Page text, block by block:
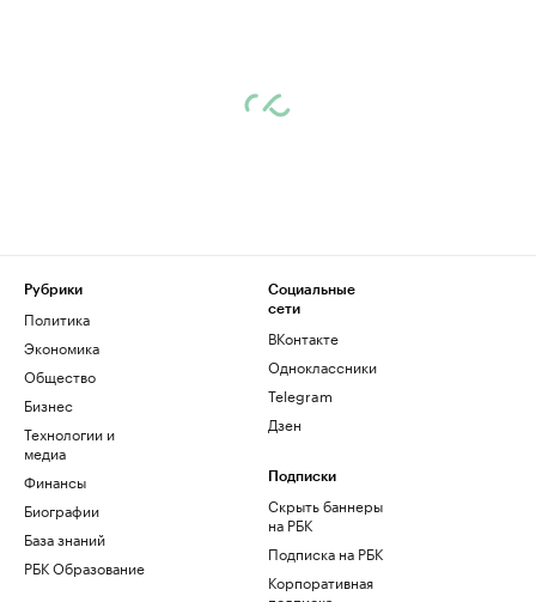
Рубрики
Политика
Экономика
Общество
Бизнес
Технологии и
медиа
Финансы
Биографии
База знаний
РБК Образование
Социальные
сети
ВКонтакте
Одноклассники
Telegram
Дзен
Подписки
Скрыть баннеры
на РБК
Подписка на РБК
Корпоративная